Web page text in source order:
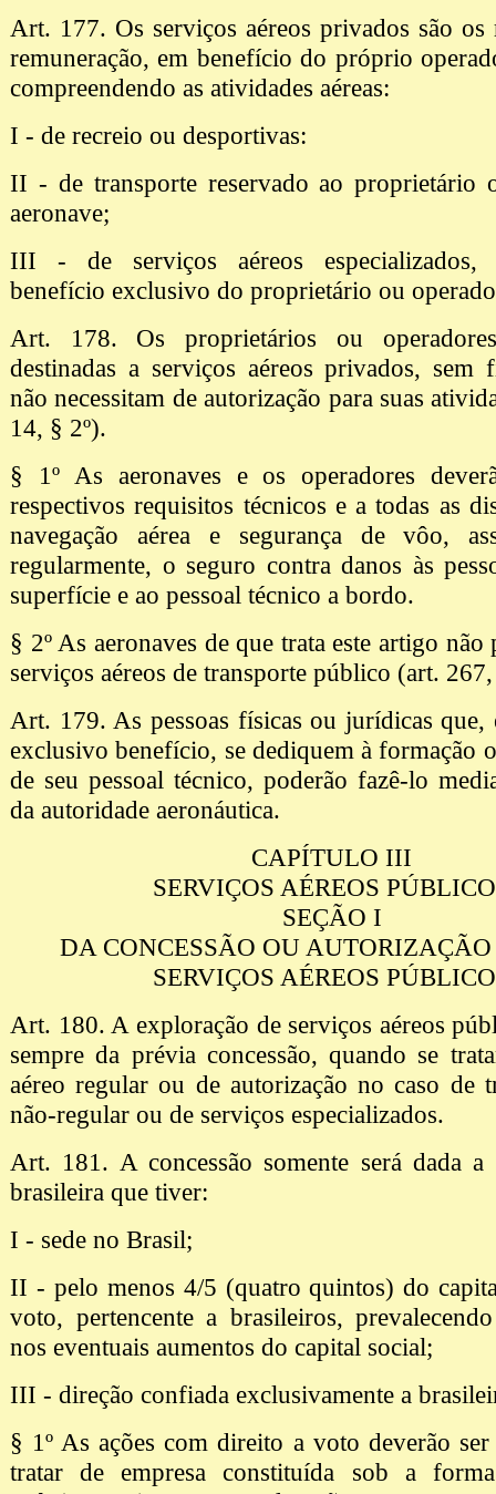
Art. 177. Os serviços aéreos privados são os
remuneração, em benefício do próprio
compreendendo as atividades aéreas:
I - de recreio ou desportivas:
II - de transporte reservado ao proprietário
aeronave;
III - de serviços aéreos especializados,
benefício exclusivo do proprietário ou
Art. 178. Os proprietários ou
destinadas a serviços aéreos privados, sem
não necessitam de autorização para suas
14, § 2º).
§ 1º As aeronaves e os operadores
respectivos requisitos técnicos e a todas as
navegação aérea e segurança de vôo,
regularmente, o seguro contra danos às
superfície e ao pessoal técnico a bordo.
§ 2º As aeronaves de que trata este artigo não
serviços aéreos de transporte público (art.
Art. 179. As pessoas físicas ou jurídicas que,
exclusivo benefício, se dediquem à formação
de seu pessoal técnico, poderão fazê-lo
da autoridade aeronáutica.
CAPÍTULO III
SERVIÇOS AÉREOS
SEÇÃO I
DA CONCESSÃO OU AUTORIZAÇÃO
SERVIÇOS AÉREOS
Art. 180. A exploração de serviços aéreos
sempre da prévia concessão, quando se
aéreo regular ou de autorização no caso de
não-regular ou de serviços especializados.
Art. 181. A concessão somente será dada a
brasileira que tiver:
I - sede no Brasil;
II - pelo menos 4/5 (quatro quintos) do
voto, pertencente a brasileiros,
nos eventuais aumentos do capital social;
III - direção confiada exclusivamente a
§ 1º As ações com direito a voto deverão
tratar de empresa constituída sob a